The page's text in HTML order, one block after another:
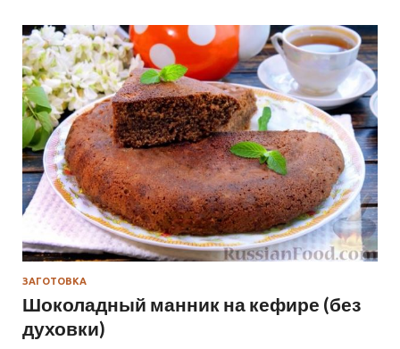
ЗАГОТОВКА
Шоколадный манник на кефире (без
духовки)